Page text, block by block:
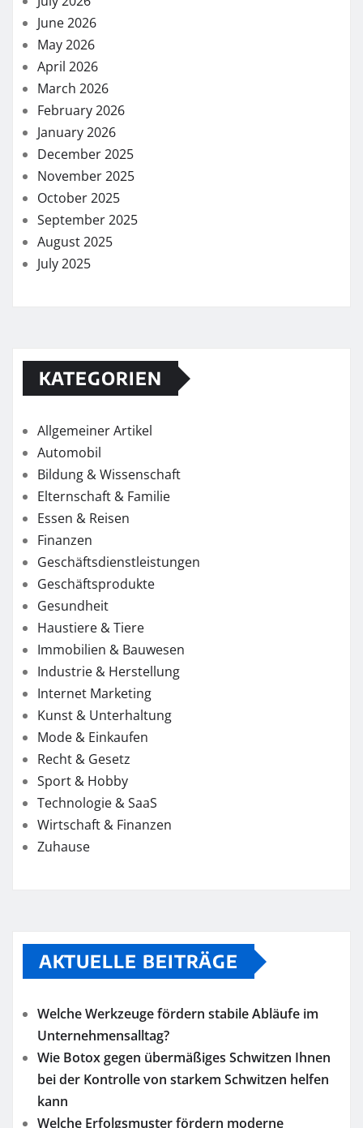
June 2026
May 2026
April 2026
March 2026
February 2026
January 2026
December 2025
November 2025
October 2025
September 2025
August 2025
July 2025
KATEGORIEN
Allgemeiner Artikel
Automobil
Bildung & Wissenschaft
Elternschaft & Familie
Essen & Reisen
Finanzen
Geschäftsdienstleistungen
Geschäftsprodukte
Gesundheit
Haustiere & Tiere
Immobilien & Bauwesen
Industrie & Herstellung
Internet Marketing
Kunst & Unterhaltung
Mode & Einkaufen
Recht & Gesetz
Sport & Hobby
Technologie & SaaS
Wirtschaft & Finanzen
Zuhause
AKTUELLE BEITRÄGE
Welche Werkzeuge fördern stabile Abläufe im
Unternehmensalltag?
Wie Botox gegen übermäßiges Schwitzen Ihnen
bei der Kontrolle von starkem Schwitzen helfen
kann
Welche Erfolgsmuster fördern moderne